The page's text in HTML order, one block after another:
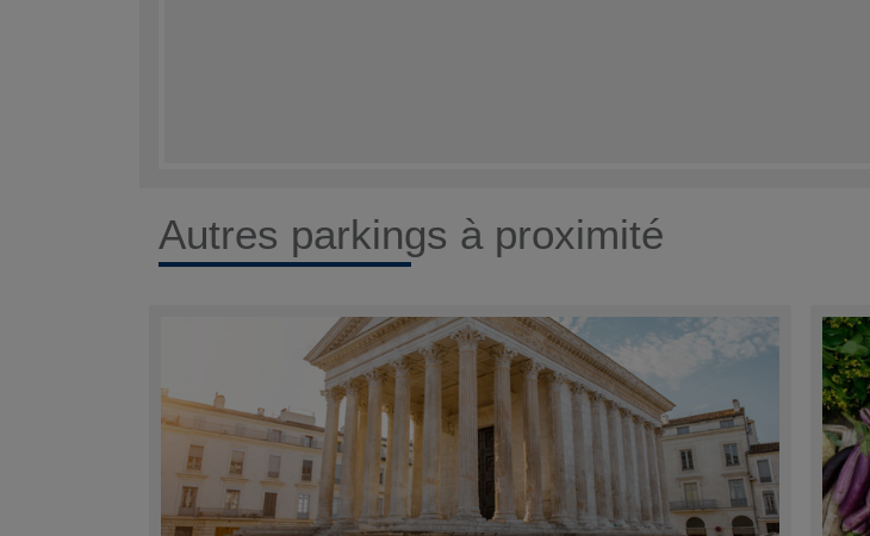
Autres parkings à proximité